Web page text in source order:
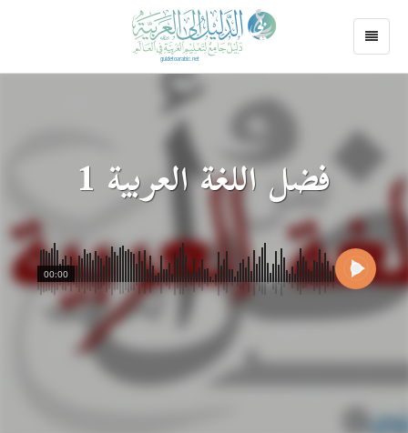
فضل اللغة العربية 1
00:00